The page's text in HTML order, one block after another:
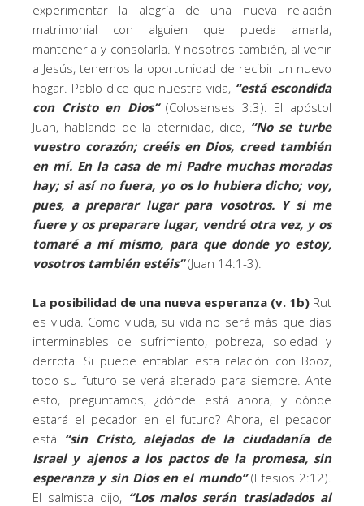
experimentar la alegría de una nueva relación
matrimonial con alguien que pueda amarla,
mantenerla y consolarla. Y nosotros también, al venir
a Jesús, tenemos la oportunidad de recibir un nuevo
hogar. Pablo dice que nuestra vida, “está escondida
con Cristo en Dios”(Colosenses 3:3). El apóstol
Juan, hablando de la eternidad, dice, “No se turbe
vuestro corazón; creéis en Dios, creed también
en mí. En la casa de mi Padre muchas moradas
hay; si así no fuera, yo os lo hubiera dicho; voy,
pues, a preparar lugar para vosotros. Y si me
fuere y os preparare lugar, vendré otra vez, y os
tomaré a mí mismo, para que donde yo estoy,
vosotros también estéis”(Juan 14:1-3).
La posibilidad de una nueva esperanza (v. 1b) Rut
es viuda. Como viuda, su vida no será más que días
interminables de sufrimiento, pobreza, soledad y
derrota. Si puede entablar esta relación con Booz,
todo su futuro se verá alterado para siempre. Ante
esto, preguntamos, ¿dónde está ahora, y dónde
estará el pecador en el futuro? Ahora, el pecador
está “sin Cristo, alejados de la ciudadanía de
Israel y ajenos a los pactos de la promesa, sin
esperanza y sin Dios en el mundo”(Efesios 2:12).
El salmista dijo, “Los malos serán trasladados al